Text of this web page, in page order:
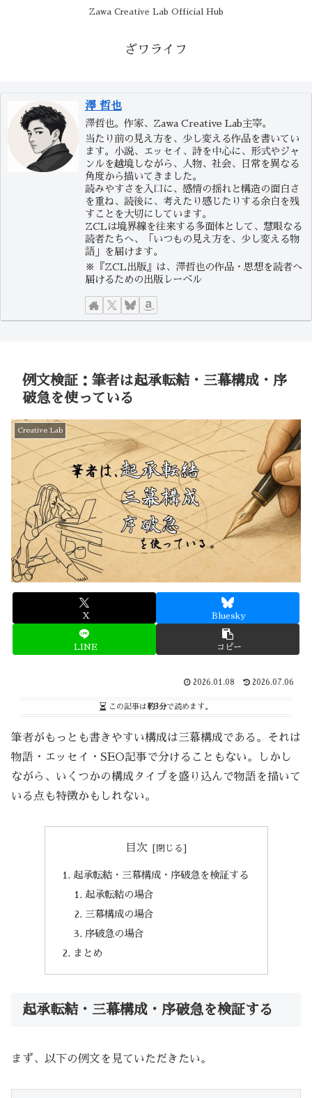
Zawa Creative Lab Official Hub
ざワライフ
澤 哲也
澤哲也。作家、Zawa Creative Lab主宰。
当たり前の見え方を、少し変える作品を書いてい
ます。小説、エッセイ、詩を中心に、形式やジャ
ンルを越境しながら、人物、社会、日常を異なる
角度から描いてきました。
読みやすさを入口に、感情の揺れと構造の面白さ
を重ね、読後に、考えたり感じたりする余白を残
すことを大切にしています。
ZCLは境界線を往来する多面体として、慧眼なる
読者たちへ、「いつもの見え方を、少し変える物
語」を届けます。
※『ZCL出版』は、澤哲也の作品・思想を読者へ
届けるための出版レーベル
例文検証：筆者は起承転結・三幕構成・序
破急を使っている
Creative Lab
X Bluesky
LINE コピー
2026.01.08 2026.07.06
この記事は約3分で読めます。
筆者がもっとも書きやすい構成は三幕構成である。それは
物語・エッセイ・SEO記事で分けることもない。しかし
ながら、いくつかの構成タイプを盛り込んで物語を描いて
いる点も特徴かもしれない。
目次
起承転結・三幕構成・序破急を検証する
起承転結の場合
三幕構成の場合
序破急の場合
まとめ
起承転結・三幕構成・序破急を検証する
まず、以下の例文を見ていただきたい。